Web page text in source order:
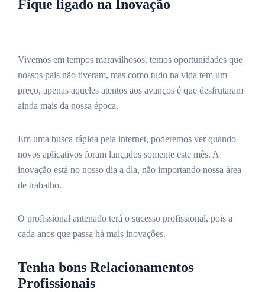
Fique ligado na Inovação
Vivemos em tempos maravilhosos, temos oportunidades que
nossos pais não tiveram, mas como tudo na vida tem um
preço, apenas aqueles atentos aos avanços é que desfrutaram
ainda mais da nossa época.
Em uma busca rápida pela internet, poderemos ver quando
novos aplicativos foram lançados somente este mês. A
inovação está no nosso dia a dia, não importando nossa área
de trabalho.
O profissional antenado terá o sucesso profissional, pois a
cada anos que passa há mais inovações.
Tenha bons Relacionamentos
Profissionais